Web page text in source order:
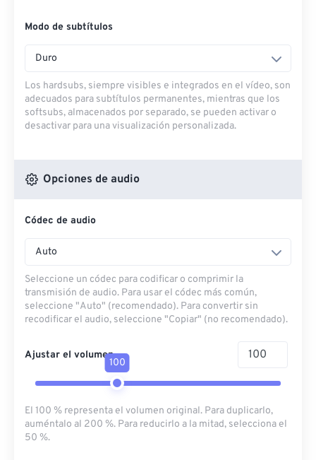
Modo de subtítulos
Duro
Los hardsubs, siempre visibles e integrados en el vídeo, son
adecuados para subtítulos permanentes, mientras que los
softsubs, almacenados por separado, se pueden activar o
desactivar para una visualización personalizada.
Opciones de audio
Códec de audio
Auto
Seleccione un códec para codificar o comprimir la
transmisión de audio. Para usar el códec más común,
seleccione "Auto" (recomendado). Para convertir sin
recodificar el audio, seleccione "Copiar" (no recomendado).
Ajustar el volumen
100
El 100 % representa el volumen original. Para duplicarlo,
auméntalo al 200 %. Para reducirlo a la mitad, selecciona el
50 %.